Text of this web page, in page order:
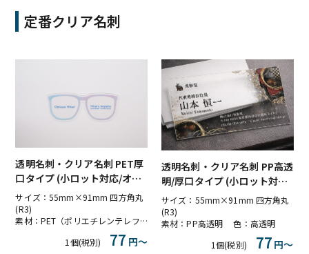
定番クリア名刺
透明名刺・クリア名刺 PET厚
口タイプ (小ロット対応/オリ
ジナル形状可)
サイズ：55mm×91mm 四方角丸
(R3)
素材：PET（ポリエチレンテレフタレート） 色：高透明
1個(税別)
77円〜
透明名刺・クリア名刺 PP高透
明/厚口タイプ (小ロット対応/
オリジナル形状可)
サイズ：55mm×91mm 四方角丸
(R3)
素材：PP高透明 色：高透明
1個(税別)
77円〜